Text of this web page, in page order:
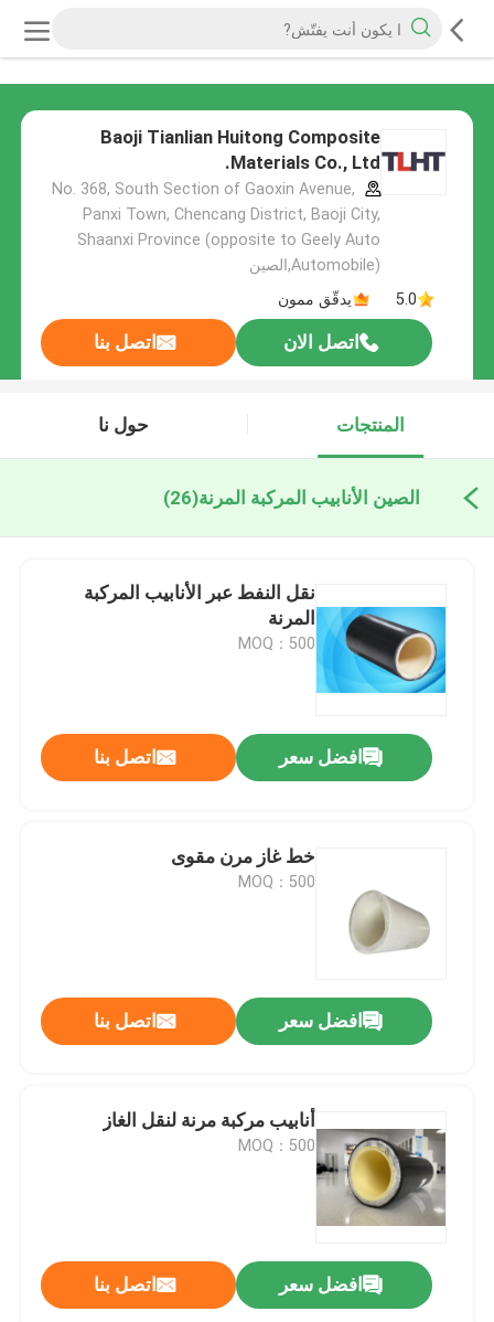
Baoji Tianlian Huitong Composite
Materials Co., Ltd.
No. 368, South Section of Gaoxin Avenue,
Panxi Town, Chencang District, Baoji City,
Shaanxi Province (opposite to Geely Auto
Automobile),الصين
5.0
يدقّق ممون
اتصل الان اتصل بنا
المنتجات حول نا
الصين الأنابيب المركبة المرنة(26)
نقل النفط عبر الأنابيب المركبة
المرنة
MOQ：500
افضل سعر اتصل بنا
خط غاز مرن مقوى
MOQ：500
افضل سعر اتصل بنا
أنابيب مركبة مرنة لنقل الغاز
MOQ：500
افضل سعر اتصل بنا